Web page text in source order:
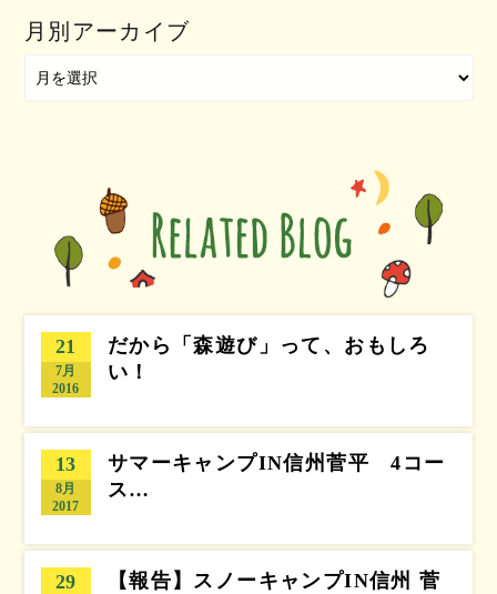
月別アーカイブ
21
7月
2016
だから「森遊び」って、おもしろ
い！
13
8月
2017
サマーキャンプIN信州菅平 4コー
ス…
29
【報告】スノーキャンプIN信州 菅